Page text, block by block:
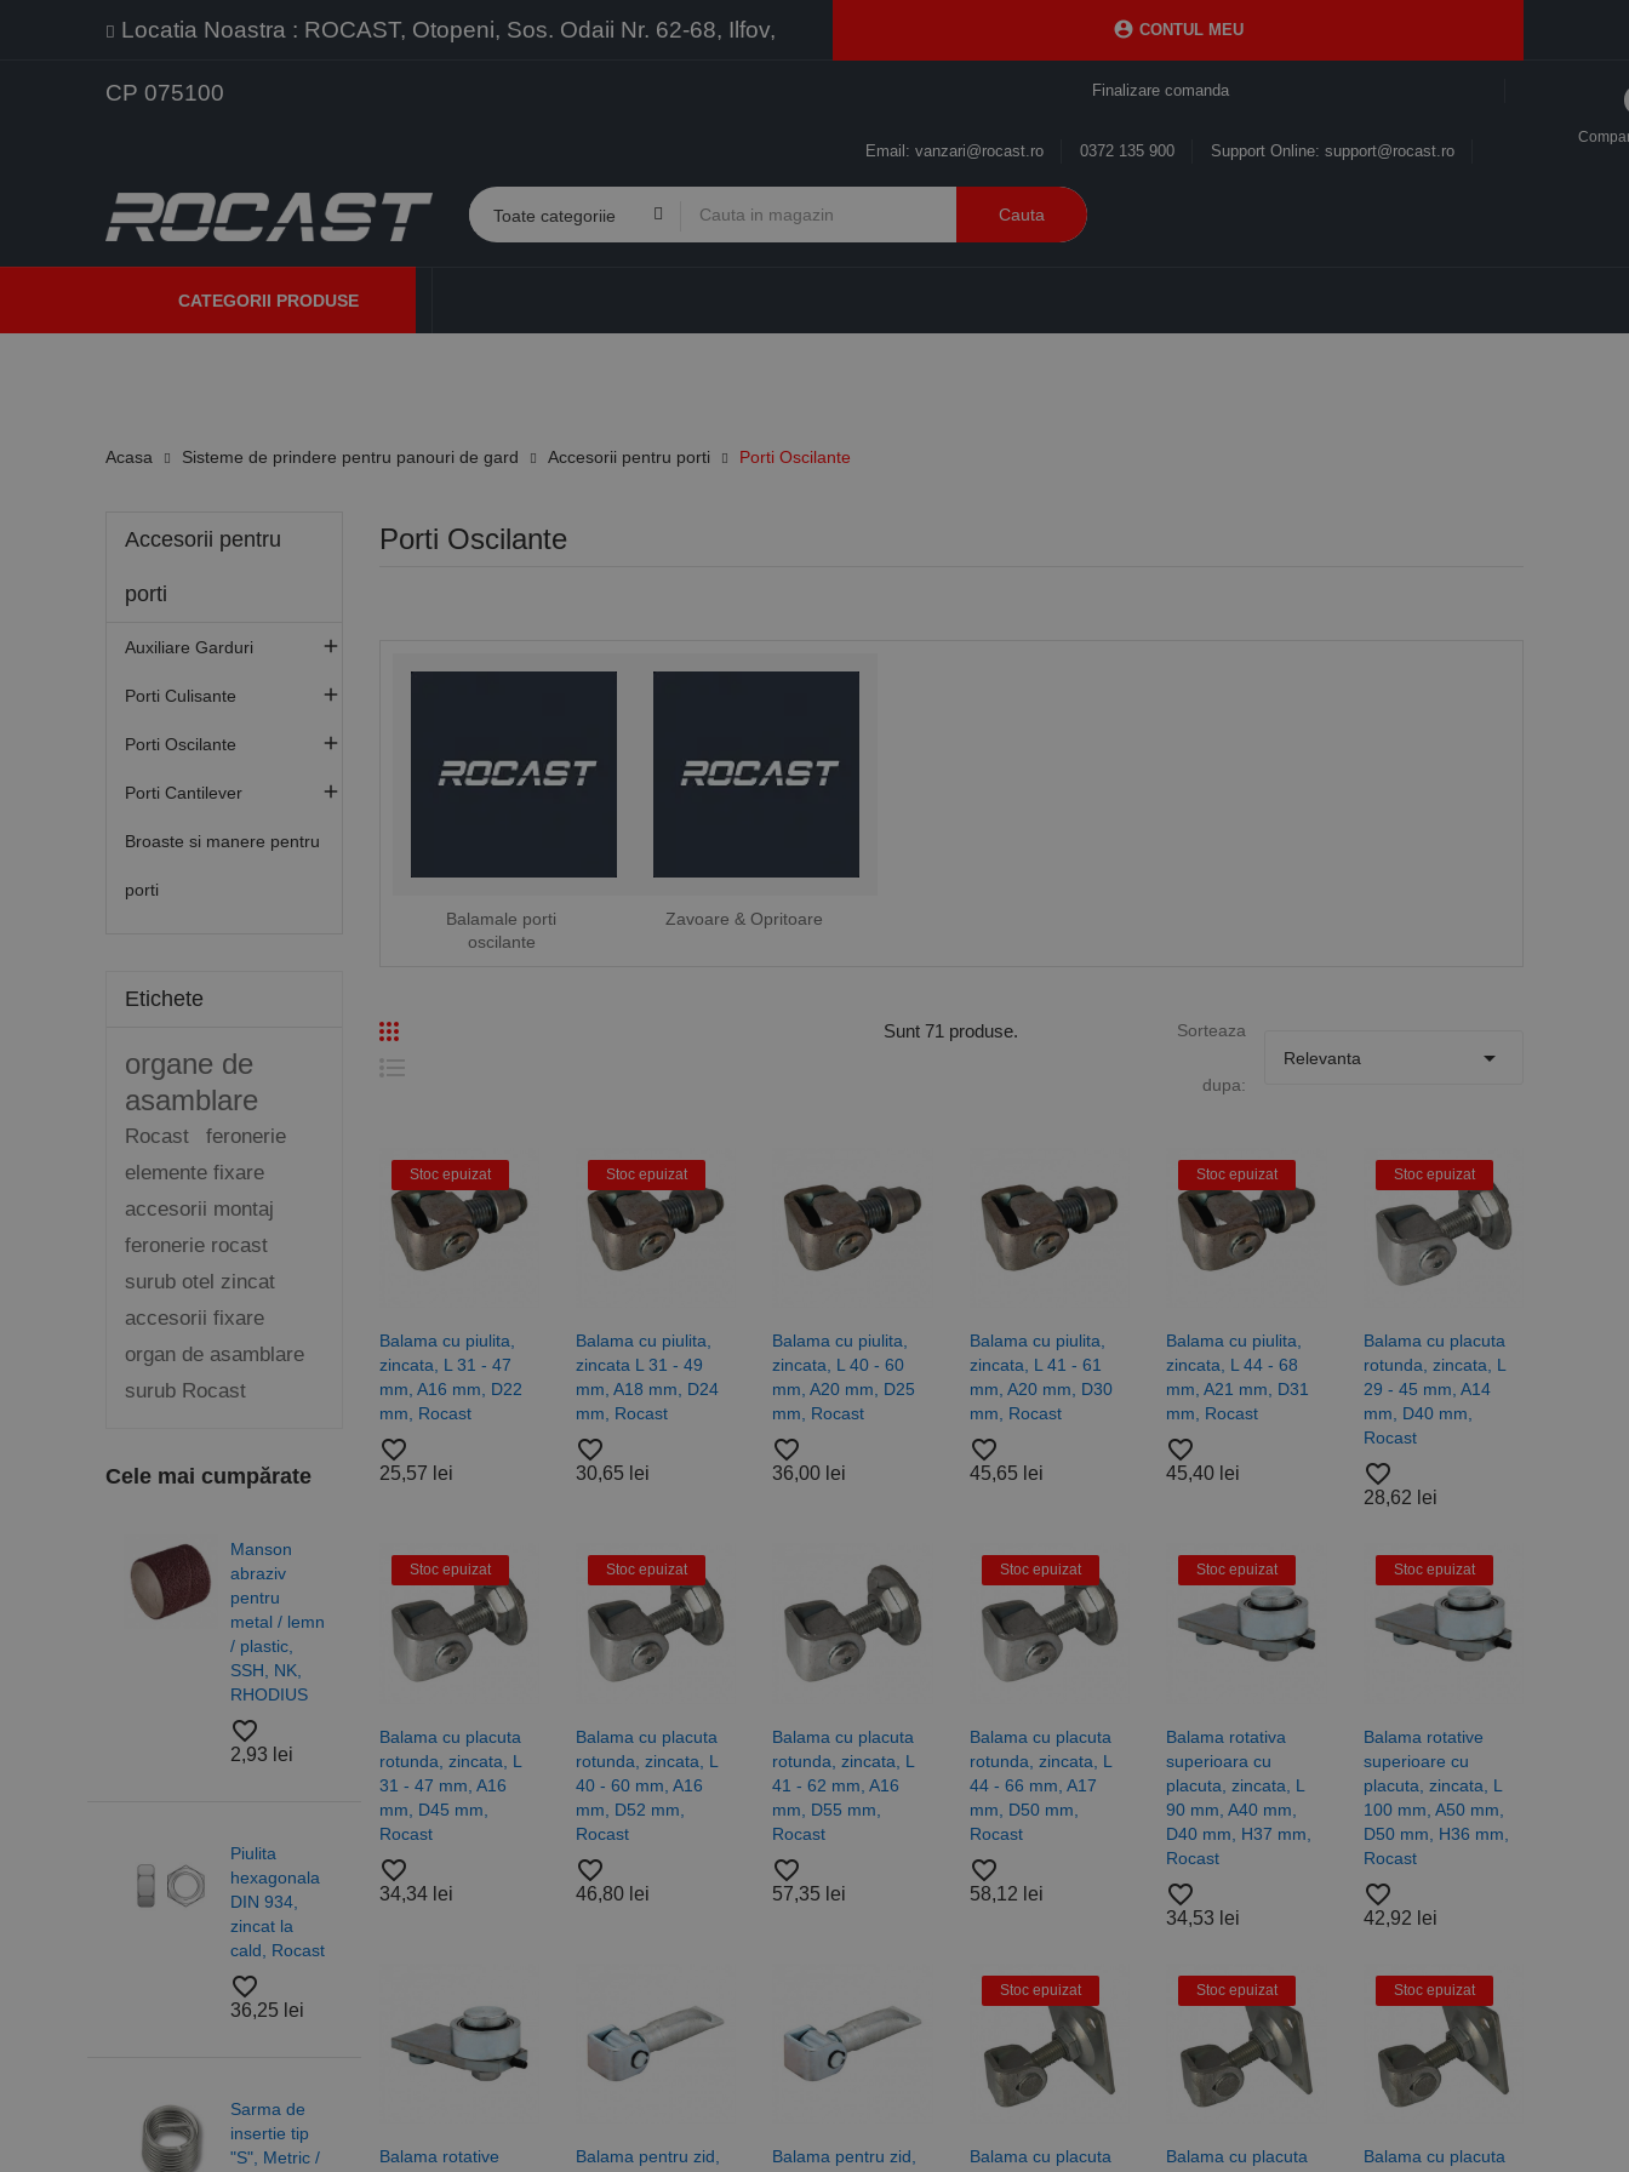
Locatia Noastra : ROCAST, Otopeni, Sos. Odaii Nr. 62-68, Ilfov,
CP 075100
 CONTUL MEU
Finalizare comanda
Support Online: support@rocast.ro
0372 135 900
Email: vanzari@rocast.ro
Cauta
CATEGORII PRODUSE
Acasa Sisteme de prindere pentru panouri de gard Accesorii pentru porti Porti Oscilante
Accesorii pentru
porti
Auxiliare Garduri 
Porti Culisante 
Porti Oscilante 
Porti Cantilever 
Broaste si manere pentru
porti
Etichete
organe de
asamblare
Rocast
feronerie
elemente fixare
accesorii montaj
feronerie rocast
surub otel zincat
accesorii fixare
organ de asamblare
surub Rocast
Cele mai cumpărate
Manson
abraziv
pentru
metal / lemn
/ plastic,
SSH, NK,
RHODIUS
favorite_border
2,93 lei
Piulita
hexagonala
DIN 934,
zincat la
cald, Rocast
favorite_border
36,25 lei
Sarma de
insertie tip
"S", Metric /
DIN 338, tip
N, HSS-G -
gama
profesionala,
favorite_border
4,83 lei
hexagonala
A2 Rocast
favorite_border
DIN 338, tip
VA, HSSE-
Co 5 -
gama
favorite_border
4,83 lei
Legaturi de
cabluri
favorite_border
5,08 lei
Porti Oscilante
Balamale porti
oscilante
Zavoare & Opritoare
Sunt 71 produse. Sorteaza
dupa:
Relevanta 
Stoc epuizat
Balama cu piulita,
zincata, L 31 - 47
mm, A16 mm, D22
mm, Rocast
favorite_border
25,57 lei
Stoc epuizat
Balama cu piulita,
zincata L 31 - 49
mm, A18 mm, D24
mm, Rocast
favorite_border
30,65 lei
Balama cu piulita,
zincata, L 40 - 60
mm, A20 mm, D25
mm, Rocast
favorite_border
36,00 lei
Balama cu piulita,
zincata, L 41 - 61
mm, A20 mm, D30
mm, Rocast
favorite_border
45,65 lei
Stoc epuizat
Balama cu piulita,
zincata, L 44 - 68
mm, A21 mm, D31
mm, Rocast
favorite_border
45,40 lei
Stoc epuizat
Balama cu placuta
rotunda, zincata, L
29 - 45 mm, A14
mm, D40 mm,
Rocast
favorite_border
28,62 lei
Stoc epuizat
Balama cu placuta
rotunda, zincata, L
31 - 47 mm, A16
mm, D45 mm,
Rocast
favorite_border
34,34 lei
Stoc epuizat
Balama cu placuta
rotunda, zincata, L
40 - 60 mm, A16
mm, D52 mm,
Rocast
favorite_border
46,80 lei
Balama cu placuta
rotunda, zincata, L
41 - 62 mm, A16
mm, D55 mm,
Rocast
favorite_border
57,35 lei
Stoc epuizat
Balama cu placuta
rotunda, zincata, L
44 - 66 mm, A17
mm, D50 mm,
Rocast
favorite_border
58,12 lei
Stoc epuizat
Balama rotativa
superioara cu
placuta, zincata, L
90 mm, A40 mm,
D40 mm, H37 mm,
Rocast
favorite_border
34,53 lei
Stoc epuizat
Balama rotative
superioare cu
placuta, zincata, L
100 mm, A50 mm,
D50 mm, H36 mm,
Rocast
favorite_border
42,92 lei
Balama rotative
Balama pentru zid,
Balama pentru zid,
Stoc epuizat
Balama cu placuta
Stoc epuizat
Balama cu placuta
Stoc epuizat
Balama cu placuta